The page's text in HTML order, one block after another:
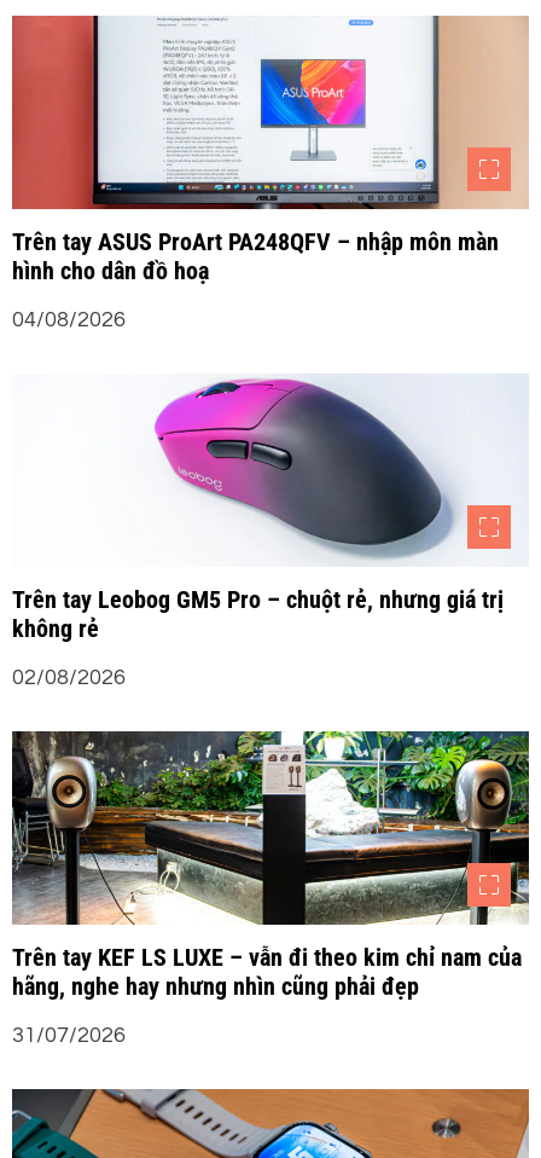
b
à
Trên tay ASUS ProArt PA248QFV – nhập môn màn
hình cho dân đồ hoạ
04/08/2026
Trên tay Leobog GM5 Pro – chuột rẻ, nhưng giá trị
không rẻ
02/08/2026
Trên tay KEF LS LUXE – vẫn đi theo kim chỉ nam của
hãng, nghe hay nhưng nhìn cũng phải đẹp
31/07/2026